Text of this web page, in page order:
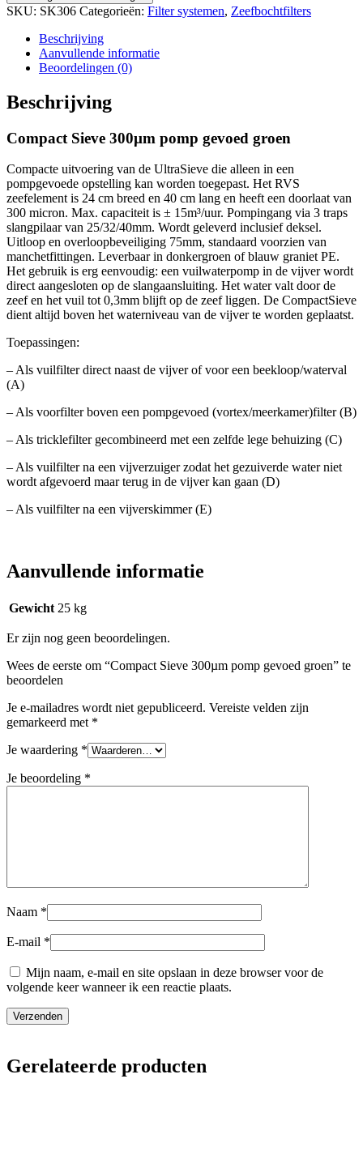
300µm
pomp
gevoed
groen
aantal
SKU: SK306 Categorieën: Filter systemen, Zeefbochtfilters
Beschrijving
Aanvullende informatie
Beoordelingen (0)
Beschrijving
Compact Sieve 300µm pomp gevoed groen
Compacte uitvoering van de UltraSieve die alleen in een
pompgevoede opstelling kan worden toegepast. Het RVS
zeefelement is 24 cm breed en 40 cm lang en heeft een doorlaat van
300 micron. Max. capaciteit is ± 15m³/uur. Pompingang via 3 traps
slangpilaar van 25/32/40mm. Wordt geleverd inclusief deksel.
Uitloop en overloopbeveiliging 75mm, standaard voorzien van
manchetfittingen. Leverbaar in donkergroen of blauw graniet PE.
Het gebruik is erg eenvoudig: een vuilwaterpomp in de vijver wordt
direct aangesloten op de slangaansluiting. Het water valt door de
zeef en het vuil tot 0,3mm blijft op de zeef liggen. De CompactSieve
dient altijd boven het waterniveau van de vijver te worden geplaatst.
Toepassingen:
– Als vuilfilter direct naast de vijver of voor een beekloop/waterval
(A)
– Als voorfilter boven een pompgevoed (vortex/meerkamer)filter (B)
– Als tricklefilter gecombineerd met een zelfde lege behuizing (C)
– Als vuilfilter na een vijverzuiger zodat het gezuiverde water niet
wordt afgevoerd maar terug in de vijver kan gaan (D)
– Als vuilfilter na een vijverskimmer (E)
Aanvullende informatie
Gewicht 25 kg
Er zijn nog geen beoordelingen.
Wees de eerste om “Compact Sieve 300µm pomp gevoed groen” te
beoordelen
Je e-mailadres wordt niet gepubliceerd. Vereiste velden zijn
gemarkeerd met *
Je waardering *
Je beoordeling *
Naam *
E-mail *
Mijn naam, e-mail en site opslaan in deze browser voor de
volgende keer wanneer ik een reactie plaats.
Gerelateerde producten